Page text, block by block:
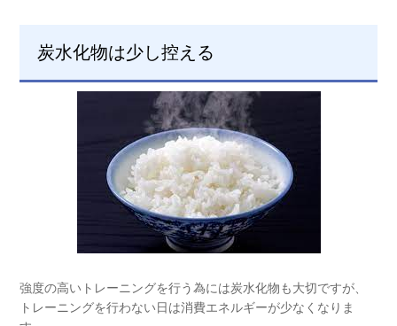
炭水化物は少し控える
強度の高いトレーニングを行う為には炭水化物も大切ですが、
トレーニングを行わない日は消費エネルギーが少なくなりま